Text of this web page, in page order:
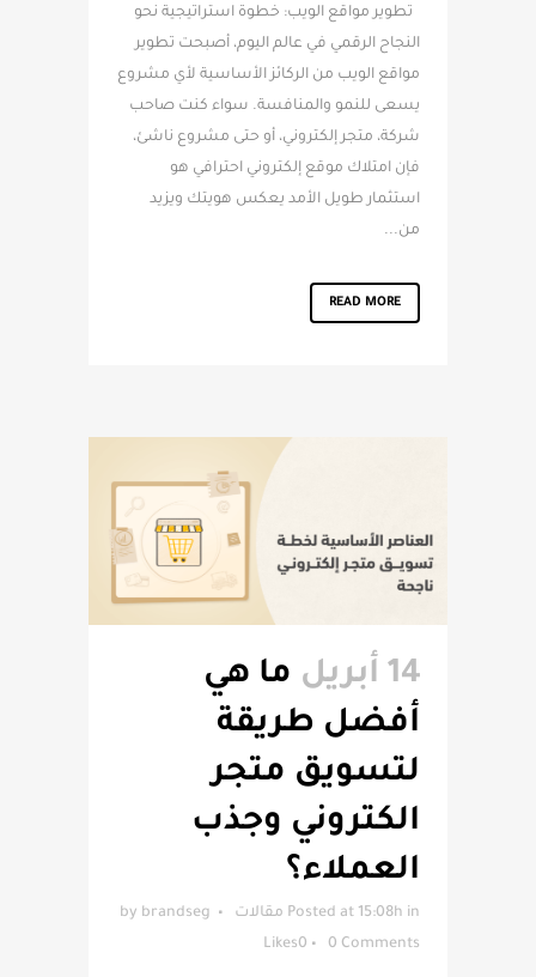
تطوير مواقع الويب: خطوة استراتيجية نحو
النجاح الرقمي في عالم اليوم، أصبحت تطوير
مواقع الويب من الركائز الأساسية لأي مشروع
يسعى للنمو والمنافسة. سواء كنت صاحب
شركة، متجر إلكتروني، أو حتى مشروع ناشئ،
فإن امتلاك موقع إلكتروني احترافي هو
استثمار طويل الأمد يعكس هويتك ويزيد
من...
READ MORE
14 أبريل
ما هي
أفضل طريقة
لتسويق متجر
الكتروني وجذب
العملاء؟
Posted at 15:08h in مقالات by brandseg
0 Comments
0
Likes